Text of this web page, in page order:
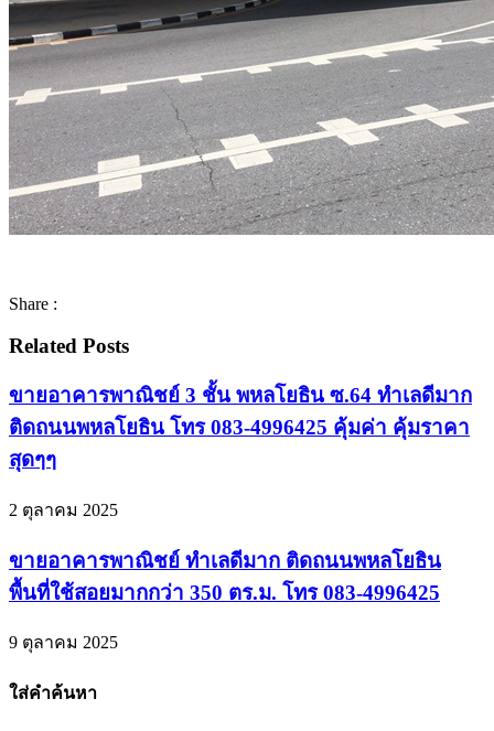
Share :
Related Posts
ขายอาคารพาณิชย์ 3 ชั้น พหลโยธิน ซ.64 ทำเลดีมาก
ติดถนนพหลโยธิน โทร 083-4996425 คุ้มค่า คุ้มราคา
สุดๆๆ
2 ตุลาคม 2025
ขายอาคารพาณิชย์ ทำเลดีมาก ติดถนนพหลโยธิน
พื้นที่ใช้สอยมากกว่า 350 ตร.ม. โทร 083-4996425
9 ตุลาคม 2025
ใส่คำค้นหา